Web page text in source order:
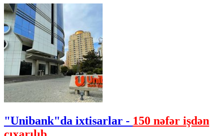
"Unibank"da ixtisarlar - 150 nəfər işdən